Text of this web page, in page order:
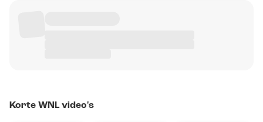
Korte WNL video's